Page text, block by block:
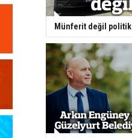
Münferit değil politik